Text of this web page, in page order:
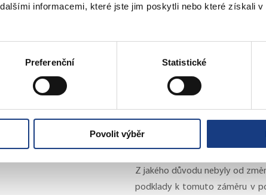
informacemi, které jste jim poskytli nebo které získali v
Preferenční Statistické
Povolit výběr
na dočasných kompenzačních
Při lokálním nedostatku
spádových obvodů Prahy 5
pracovišť v bezprostřední
Hlubočepská), včetně využití
od 09/2026. Zároveň lze
demografické studie z 11/
údolí), v realistické variantě,
Z jakého důvodu nebyly od
podklady k tomuto záměru v